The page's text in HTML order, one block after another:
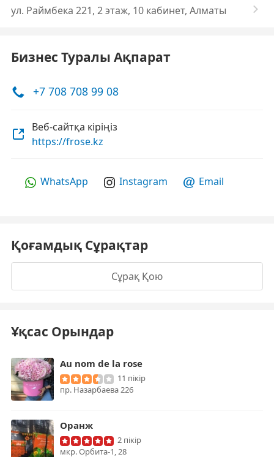
ул. Раймбека 221, 2 этаж, 10 кабинет, Алматы
Бизнес Туралы Ақпарат
+7 708 708 99 08
Веб-сайтқа кіріңіз
https://frose.kz
WhatsApp Instagram Email
Қоғамдық Сұрақтар
Сұрақ Қою
Ұқсас Орындар
Au nom de la rose
11 пікір
пр. Назарбаева 226
Оранж
2 пікір
мкр. Орбита-1, 28